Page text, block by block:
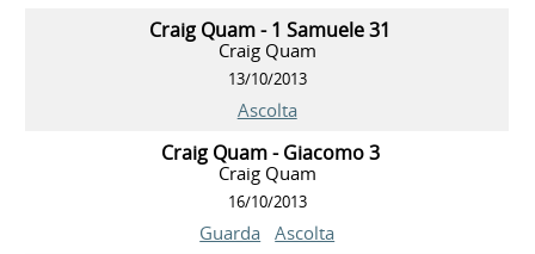
Craig Quam - 1 Samuele 31
Craig Quam
13/10/2013
Ascolta
Craig Quam - Giacomo 3
Craig Quam
16/10/2013
Guarda Ascolta